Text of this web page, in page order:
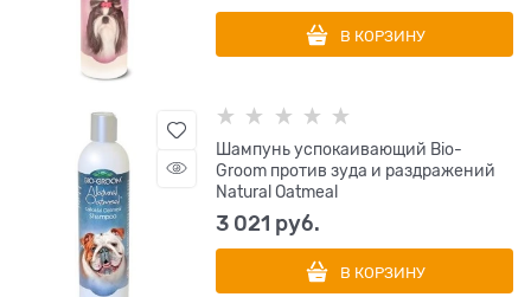
В КОРЗИНУ
Шампунь успокаивающий Bio-
Groom против зуда и раздражений
Natural Oatmeal
3 021 руб.
В КОРЗИНУ